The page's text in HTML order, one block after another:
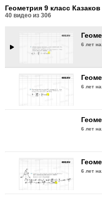
Геометрия 9 класс Казаков
40 видео из 306
6 лет
6 лет
6 лет
6 лет